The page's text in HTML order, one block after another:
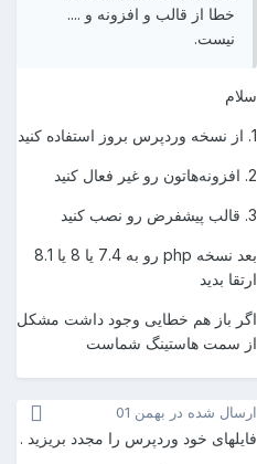
خطا از قالب و افزونه و ....
نیست.
سلام
1. از نسخه وردپرس بروز استفاده کنید
2. افزونه‌هاتون رو غیر فعال کنید
3. قالب پیشفرض رو نصب کنید
بعد نسخه php رو به 7.4 یا 8 یا 8.1
ارتقا بدید
اگر باز هم خطایی وجود داشت مشکل
از سمت هاستینگ شماست
ارسال شده در بهمن 01
فایلهای خود وردپرس را مجدد بریزید .